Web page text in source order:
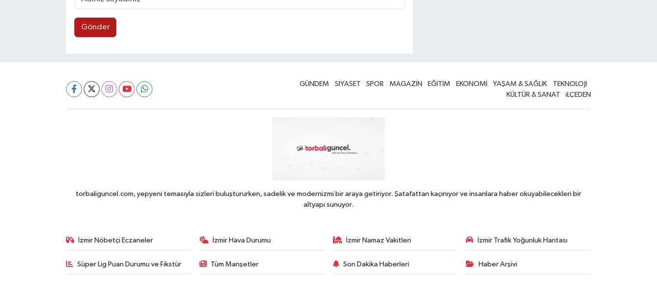
Gönder
GÜNDEM SİYASET SPOR MAGAZİN EĞİTİM EKONOMİ YAŞAM & SAĞLIK
TEKNOLOJİ
KÜLTÜR & SANAT
iLÇEDEN
torbaliguncel.com, yepyeni temasıyla sizleri buluştururken, sadelik ve modernizmi bir araya getiriyor. Şatafattan kaçınıyor ve insanlara haber okuyabilecekleri bir
altyapı sunuyor.
İzmir Nöbetçi Eczaneler İzmir Hava Durumu İzmir Namaz Vakitleri İzmir Trafik Yoğunluk Haritası
Süper Lig Puan Durumu ve Fikstür Tüm Manşetler Son Dakika Haberleri Haber Arşivi